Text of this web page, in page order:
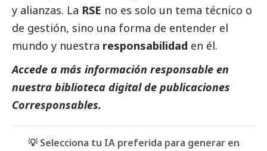
y alianzas. La RSE no es solo un tema técnico o
de gestión, sino una forma de entender el
mundo y nuestra responsabilidad en él.
Accede a más información responsable en
nuestra biblioteca digital de publicaciones
Corresponsables.
💡 Selecciona tu IA preferida para generar en